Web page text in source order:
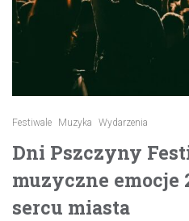
Festiwale Muzyka Wydarzenia
Dni Pszczyny
muzyczne emocje
sercu miasta